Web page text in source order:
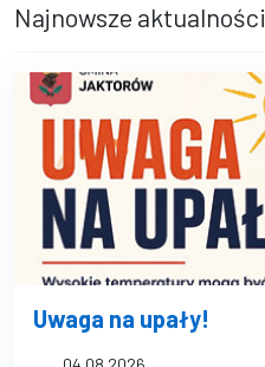
Najnowsze aktualności
Uwaga na upały!